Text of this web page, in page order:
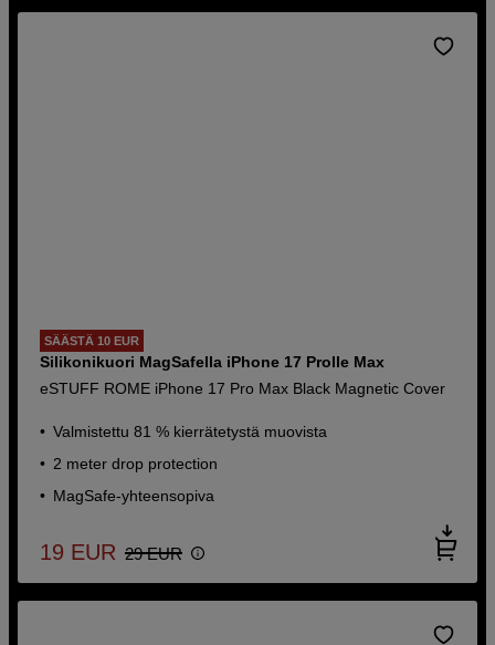
SÄÄSTÄ 10 EUR
Silikonikuori MagSafella iPhone 17 Prolle Max
eSTUFF ROME iPhone 17 Pro Max Black Magnetic Cover
Valmistettu 81 % kierrätetystä muovista
2 meter drop protection
MagSafe-yhteensopiva
19 EUR 29 EUR